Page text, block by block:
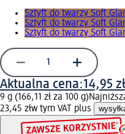
Sztyft do twarzy Soft
Sztyft do twarzy Soft
Sztyft do twarzy Soft
Aktualna cena:14,95 zł
9 g (166,11 zł za 100 g)
23,45 złw tym VAT plus